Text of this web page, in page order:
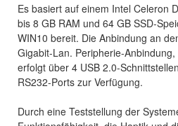
Es basiert auf einem Intel Celeron
bis 8 GB RAM und 64 GB SSD-
WIN10 bereit. Die Anbindung an
Gigabit-Lan. Peripherie-
erfolgt über 4 USB 2.0-
RS232-Ports zur Verfügung.
Durch eine Teststellung der